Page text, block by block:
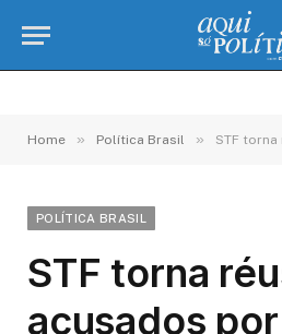
Home » Política Brasil » STF torna réus mais 10
POLÍTICA BRASIL
STF torna
acusados